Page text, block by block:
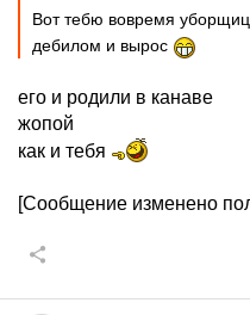
Вот тебю вовремя
дебилом и вырос
его и родили в канаве
жопой
как и тебя
[Сообщение изменено